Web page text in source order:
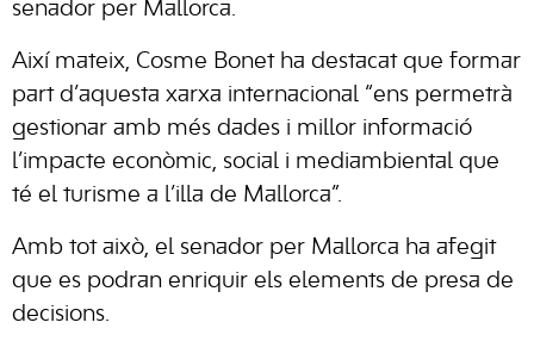
senador per Mallorca.
Així mateix, Cosme Bonet ha destacat que formar
part d’aquesta xarxa internacional “ens permetrà
gestionar amb més dades i millor informació
l’impacte econòmic, social i mediambiental que
té el turisme a l’illa de Mallorca”.
Amb tot això, el senador per Mallorca ha afegit
que es podran enriquir els elements de presa de
decisions.